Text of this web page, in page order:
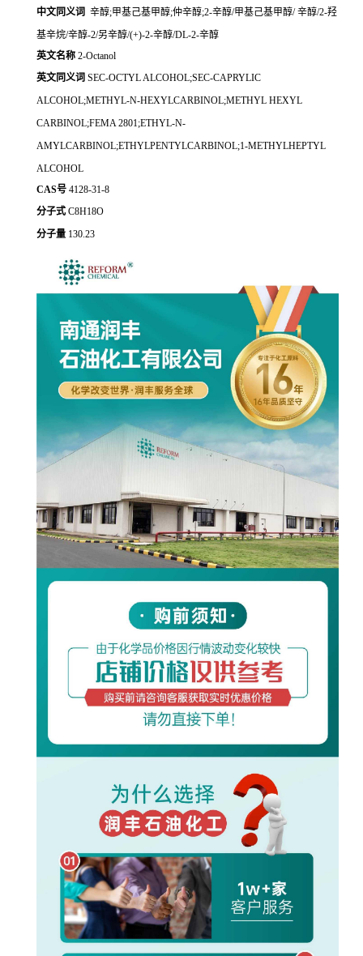
中文同义词 辛醇;甲基己基甲醇;仲辛醇;2-辛醇/甲基己基甲醇/ 辛醇/2-羟
基辛烷/辛醇-2/另辛醇/(+)-2-辛醇/DL-2-辛醇
英文名称 2-Octanol
英文同义词 SEC-OCTYL ALCOHOL;SEC-CAPRYLIC
ALCOHOL;METHYL-N-HEXYLCARBINOL;METHYL HEXYL
CARBINOL;FEMA 2801;ETHYL-N-
AMYLCARBINOL;ETHYLPENTYLCARBINOL;1-METHYLHEPTYL
ALCOHOL
CAS号 4128-31-8
分子式 C8H18O
分子量 130.23